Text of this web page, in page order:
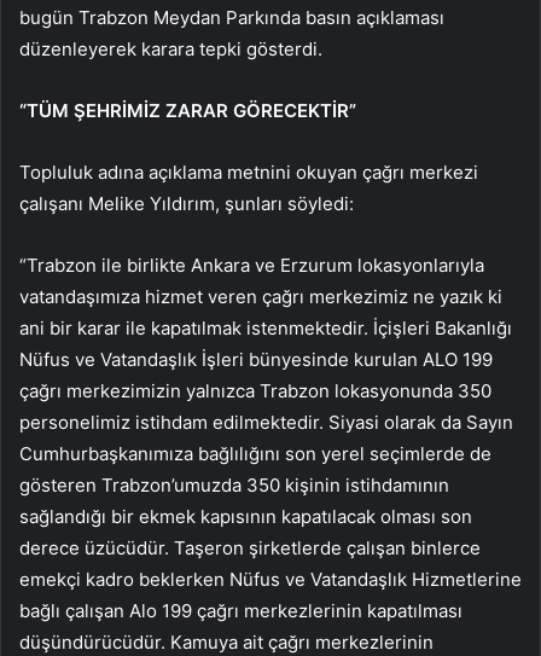
bugün Trabzon Meydan Parkında basın açıklaması
düzenleyerek karara tepki gösterdi.
“TÜM ŞEHRİMİZ ZARAR GÖRECEKTİR”
Topluluk adına açıklama metnini okuyan çağrı merkezi
çalışanı Melike Yıldırım, şunları söyledi:
“Trabzon ile birlikte Ankara ve Erzurum lokasyonlarıyla
vatandaşımıza hizmet veren çağrı merkezimiz ne yazık ki
ani bir karar ile kapatılmak istenmektedir. İçişleri Bakanlığı
Nüfus ve Vatandaşlık İşleri bünyesinde kurulan ALO 199
çağrı merkezimizin yalnızca Trabzon lokasyonunda 350
personelimiz istihdam edilmektedir. Siyasi olarak da Sayın
Cumhurbaşkanımıza bağlılığını son yerel seçimlerde de
gösteren Trabzon’umuzda 350 kişinin istihdamının
sağlandığı bir ekmek kapısının kapatılacak olması son
derece üzücüdür. Taşeron şirketlerde çalışan binlerce
emekçi kadro beklerken Nüfus ve Vatandaşlık Hizmetlerine
bağlı çalışan Alo 199 çağrı merkezlerinin kapatılması
düşündürücüdür. Kamuya ait çağrı merkezlerinin